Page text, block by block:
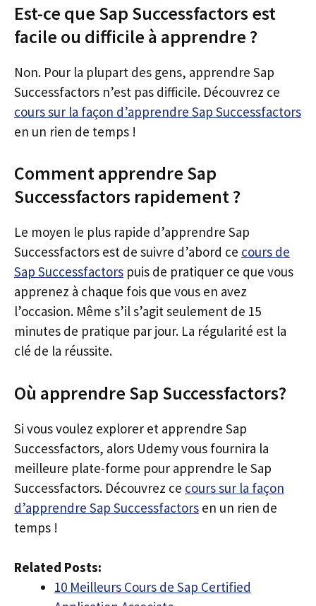
Est-ce que Sap Successfactors est
facile ou difficile à apprendre ?
Non. Pour la plupart des gens, apprendre Sap
Successfactors n’est pas difficile. Découvrez ce
cours sur la façon d’apprendre Sap Successfactors
en un rien de temps !
Comment apprendre Sap
Successfactors rapidement ?
Le moyen le plus rapide d’apprendre Sap
Successfactors est de suivre d’abord ce cours de
Sap Successfactors puis de pratiquer ce que vous
apprenez à chaque fois que vous en avez
l’occasion. Même s’il s’agit seulement de 15
minutes de pratique par jour. La régularité est la
clé de la réussite.
Où apprendre Sap Successfactors?
Si vous voulez explorer et apprendre Sap
Successfactors, alors Udemy vous fournira la
meilleure plate-forme pour apprendre le Sap
Successfactors. Découvrez ce cours sur la façon
d’apprendre Sap Successfactors en un rien de
temps !
Related Posts:
10 Meilleurs Cours de Sap Certified